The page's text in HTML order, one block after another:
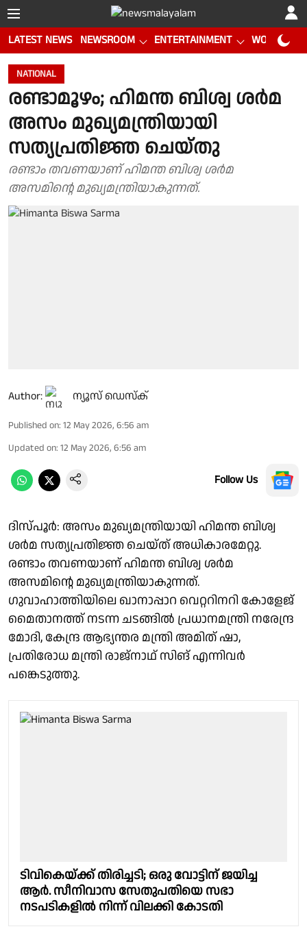
LATEST NEWS NEWSROOM ENTERTAINMENT WORLD CUP
NATIONAL
രണ്ടാമൂഴം; ഹിമന്ത ബിശ്വ ശർമ
അസം മുഖ്യമന്ത്രിയായി
സത്യപ്രതിജ്ഞ ചെയ്തു
രണ്ടാം തവണയാണ് ഹിമന്ത ബിശ്വ ശർമ
അസമിൻ്റെ മുഖ്യമന്ത്രിയാകുന്നത്.
Author: ന്യൂസ് ഡെസ്ക്
Published on: 12 May 2026, 6:56 am
Updated on: 12 May 2026, 6:56 am
Follow Us
ദിസ്‌പൂർ: അസം മുഖ്യമന്ത്രിയായി ഹിമന്ത ബിശ്വ
ശർമ സത്യപ്രതിജ്ഞ ചെയ്ത് അധികാരമേറ്റു.
രണ്ടാം തവണയാണ് ഹിമന്ത ബിശ്വ ശർമ
അസമിൻ്റെ മുഖ്യമന്ത്രിയാകുന്നത്.
ഗുവാഹാത്തിയിലെ ഖാനാപ്പാറ വെറ്ററിനറി കോളേജ്
മൈതാനത്ത് നടന്ന ചടങ്ങിൽ പ്രധാനമന്ത്രി നരേന്ദ്ര
മോദി, കേന്ദ്ര ആഭ്യന്തര മന്ത്രി അമിത് ഷാ,
പ്രതിരോധ മന്ത്രി രാജ്‌നാഥ് സിങ് എന്നിവർ
പങ്കെടുത്തു.
ടിവികെയ്ക്ക് തിരിച്ചടി; ഒരു വോട്ടിന് ജയിച്ച
ആർ. സീനിവാസ സേതുപതിയെ സഭാ
നടപടികളിൽ നിന്ന് വിലക്കി കോടതി